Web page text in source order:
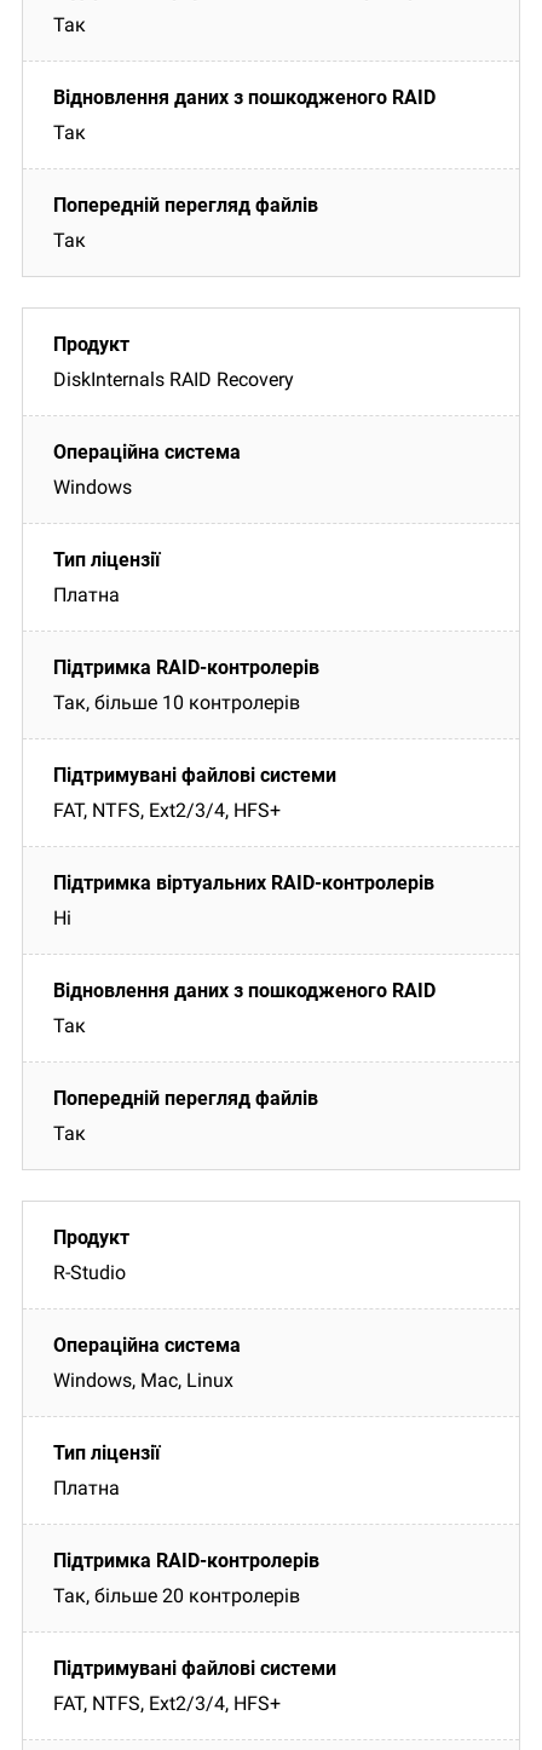
Так
Так
Так
DiskInternals RAID Recovery
Windows
Платна
Так, більше 10 контролерів
FAT, NTFS, Ext2/3/4, HFS+
Ні
Так
Так
R-Studio
Windows, Mac, Linux
Платна
Так, більше 20 контролерів
FAT, NTFS, Ext2/3/4, HFS+